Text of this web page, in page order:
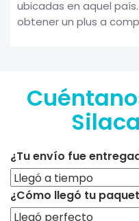
ubicadas en aquel
obtener un plus a
¿Tu envío fue
¿Cómo llegó tu